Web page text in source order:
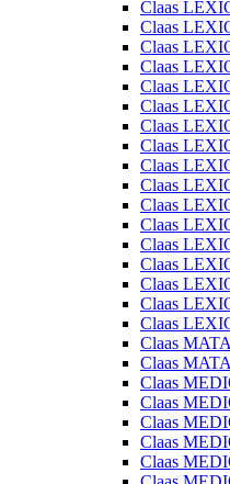
Claas
Claas
Claas
Claas
Claas
Claas
Claas
Claas
Claas
Claas
Claas
Claas
Claas
Claas
Claas
Claas
Claas
Claas
Claas
Claas
Claas
Claas
Claas
Claas